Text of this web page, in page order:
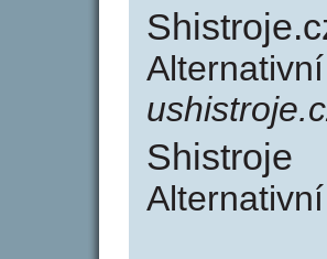
Shistroje